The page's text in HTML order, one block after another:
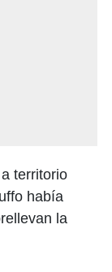
territorio
había
la